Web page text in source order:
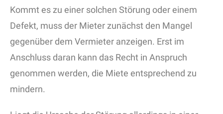
Kommt es zu einer solchen Störung oder einem
Defekt, muss der Mieter zunächst den Mangel
gegenüber dem Vermieter anzeigen. Erst im
Anschluss daran kann das Recht in Anspruch
genommen werden, die Miete entsprechend zu
mindern.